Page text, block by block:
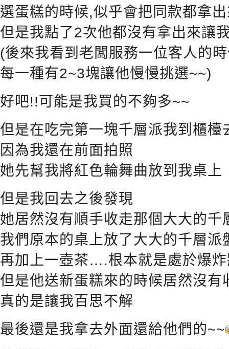
選蛋糕的時候,似乎會把同款都拿
但是我點了2次他都沒有拿出來讓
(後來我看到老闆服務一位客人的
每一種有2~3塊讓他慢慢挑選~~)
好吧!!可能是我買的不夠多~~
但是在吃完第一塊千層派我到櫃檯
因為我還在前面拍照
她先幫我將紅色輪舞曲放到我桌上
但是我回去之後發現
她居然沒有順手收走那個大大的千
我們原本的桌上放了大大的千層派
再加上一壺茶….根本就是處於爆
但是他送新蛋糕來的時候居然沒
真的是讓我百思不解
最後還是我拿去外面還給他們的~~